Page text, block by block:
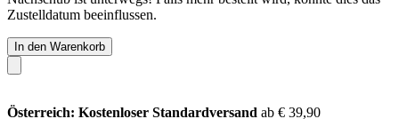
Zustelldatum beeinflussen.
In den Warenkorb
Österreich: Kostenloser Standardversand ab € 39,90